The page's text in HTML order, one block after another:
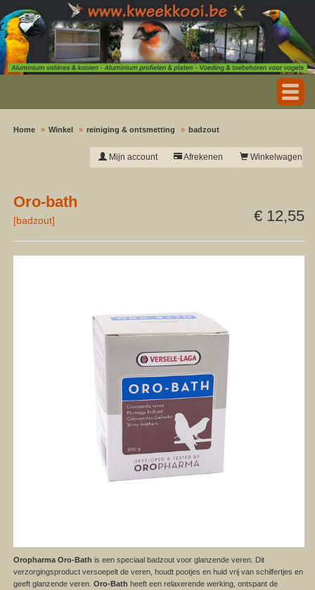
Home Winkel reiniging & ontsmetting badzout
Winkelwagen
Afrekenen
Mijn account
€ 12,55
Oro-bath
[badzout]
Oropharma Oro-Bath is een speciaal badzout voor glanzende veren. Dit
verzorgingsproduct versoepelt de veren, houdt pootjes en huid vrij van schilfertjes en
geeft glanzende veren.Oro-Bath heeft een relaxerende werking, ontspant de